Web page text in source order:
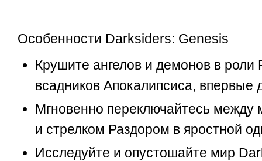
Особенности Darksiders: Genesis
Крушите ангелов и демонов в роли
всадников Апокалипсиса, впервые
Мгновенно переключайтесь между
и стрелком Раздором в яростной
Исследуйте и опустошайте мир